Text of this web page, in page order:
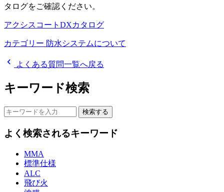
タログをご確認ください。
アクシスコートDXカタログ
カテゴリー 防水システムについて
chevron_left よくある質問一覧へ戻る
キーワード検索
検索する
よく検索されるキーワード
MMA
標準仕様
ALC
飛び火